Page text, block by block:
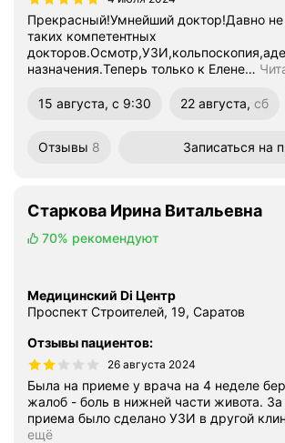
Прекрасный!Умнейший доктор!Давно не
таких компетентных
назначения.Теперь только к Елене…
15 августа, с 9:30 22 августа, сб
Отзывы 8 Записаться на
Старкова Ирина Витальевна
70% рекомендуют
Медицинский Di Центр
Проспект Строителей, 19, Саратов
Отзывы пациентов:
26 августа 2024
Была на приеме у врача на 4 неделе
жалоб - боль в нижней части живота.
приема было сделано УЗИ в
ещё